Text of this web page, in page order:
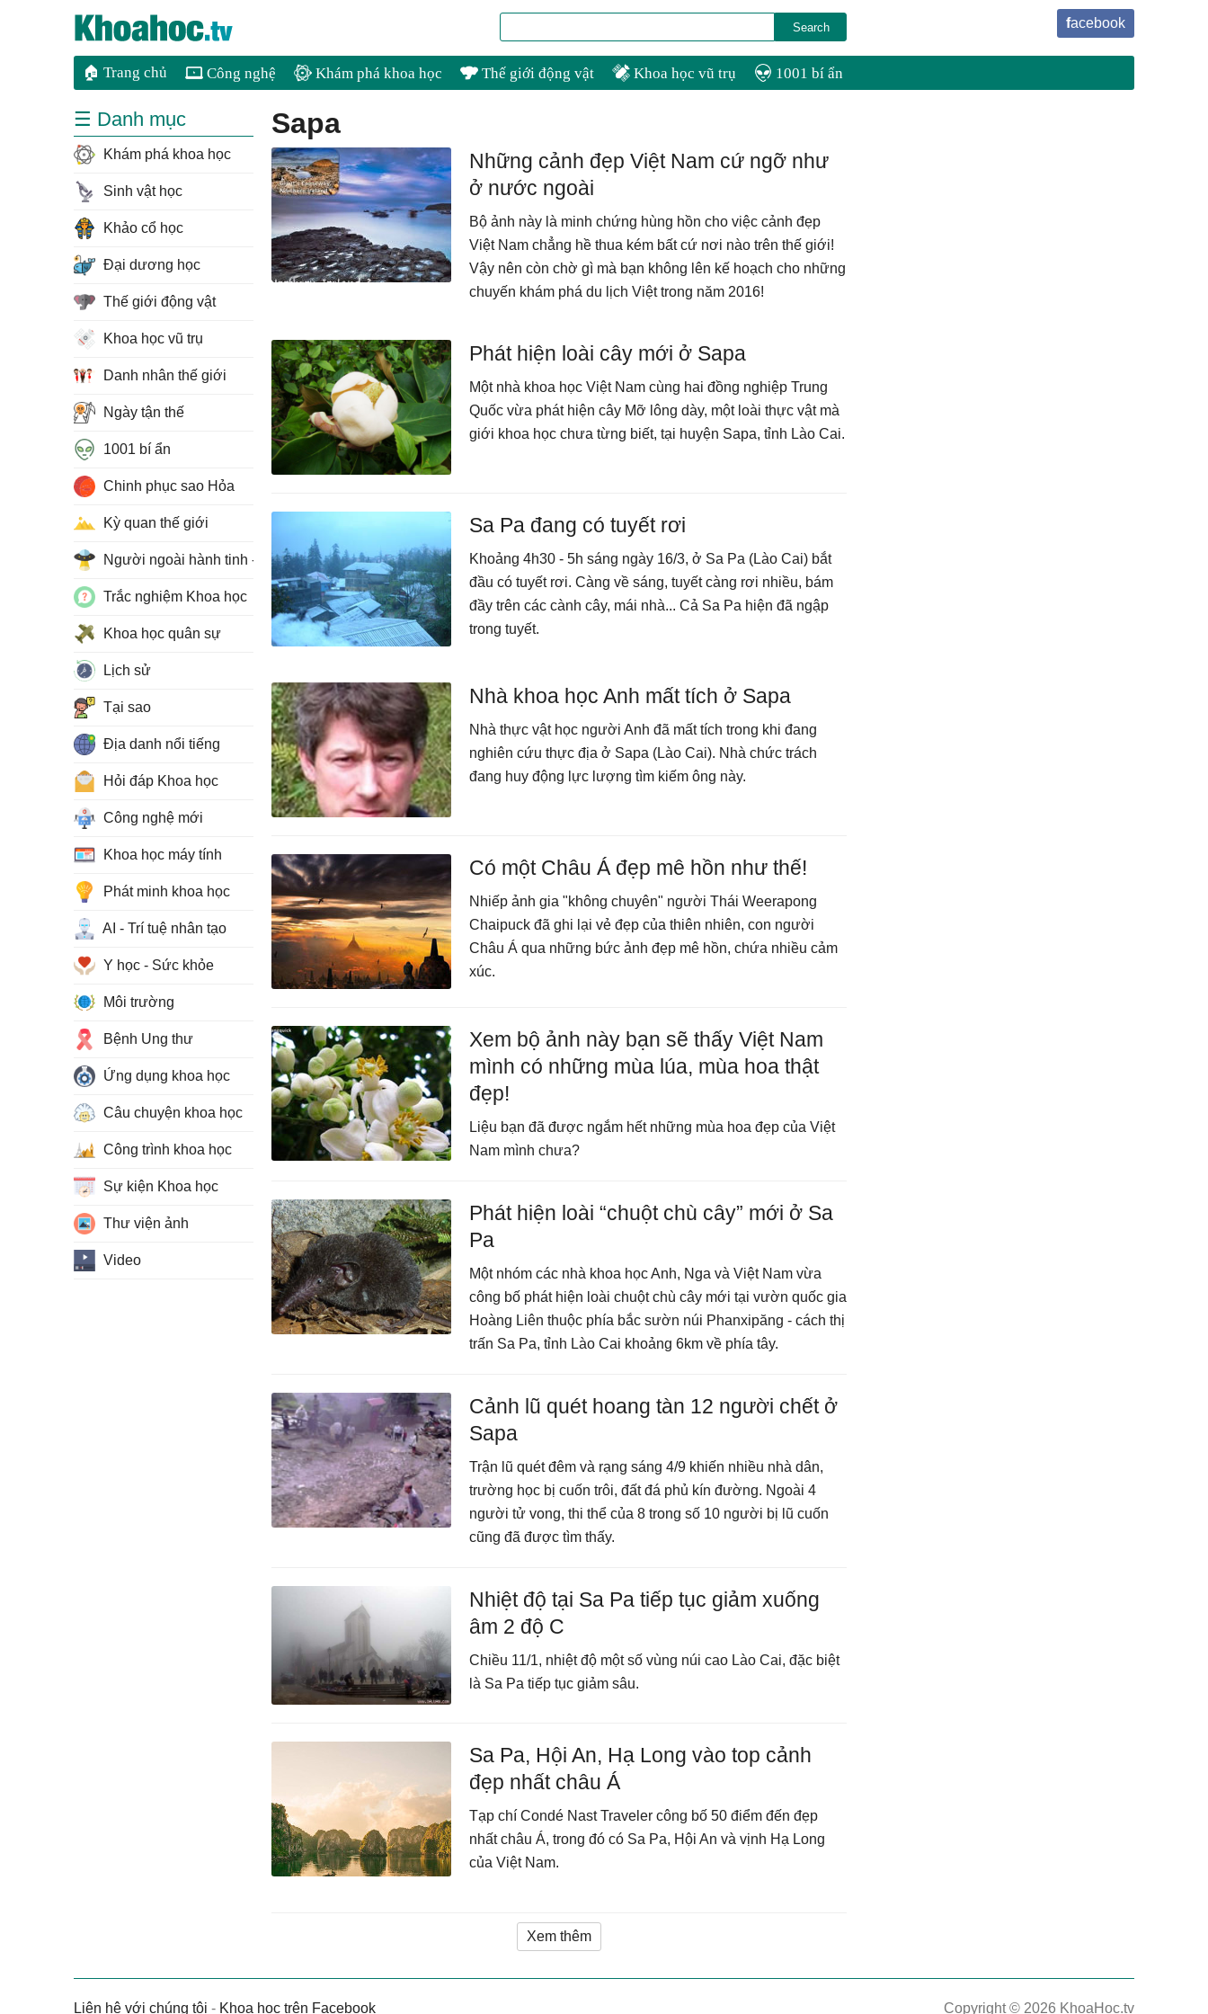
facebook
🏠 Trang chủ Công nghệ Khám phá khoa học Thế giới động vật Khoa học vũ trụ 1001 bí ẩn
sapa
Những cảnh đẹp Việt Nam cứ ngỡ như
ở nước ngoài
Bộ ảnh này là minh chứng hùng hồn cho việc cảnh đẹp
Việt Nam chẳng hề thua kém bất cứ nơi nào trên thế giới!
Vậy nên còn chờ gì mà bạn không lên kế hoạch cho những
chuyến khám phá du lịch Việt trong năm 2016!
Phát hiện loài cây mới ở Sapa
Một nhà khoa học Việt Nam cùng hai đồng nghiệp Trung
Quốc vừa phát hiện cây Mỡ lông dày, một loài thực vật mà
giới khoa học chưa từng biết, tại huyện Sapa, tỉnh Lào Cai.
Sa Pa đang có tuyết rơi
Khoảng 4h30 - 5h sáng ngày 16/3, ở Sa Pa (Lào Cai) bắt
đầu có tuyết rơi. Càng về sáng, tuyết càng rơi nhiều, bám
đầy trên các cành cây, mái nhà... Cả Sa Pa hiện đã ngập
trong tuyết.
Nhà khoa học Anh mất tích ở Sapa
Nhà thực vật học người Anh đã mất tích trong khi đang
nghiên cứu thực địa ở Sapa (Lào Cai). Nhà chức trách
đang huy động lực lượng tìm kiếm ông này.
Có một Châu Á đẹp mê hồn như thế!
Nhiếp ảnh gia "không chuyên" người Thái Weerapong
Chaipuck đã ghi lại vẻ đẹp của thiên nhiên, con người
Châu Á qua những bức ảnh đẹp mê hồn, chứa nhiều cảm
xúc.
Xem bộ ảnh này bạn sẽ thấy Việt Nam
mình có những mùa lúa, mùa hoa thật
đẹp!
Liệu bạn đã được ngắm hết những mùa hoa đẹp của Việt
Nam mình chưa?
Phát hiện loài “chuột chù cây” mới ở Sa
Pa
Một nhóm các nhà khoa học Anh, Nga và Việt Nam vừa
công bố phát hiện loài chuột chù cây mới tại vườn quốc gia
Hoàng Liên thuộc phía bắc sườn núi Phanxipăng - cách thị
trấn Sa Pa, tỉnh Lào Cai khoảng 6km về phía tây.
Cảnh lũ quét hoang tàn 12 người chết ở
Sapa
Trận lũ quét đêm và rạng sáng 4/9 khiến nhiều nhà dân,
trường học bị cuốn trôi, đất đá phủ kín đường. Ngoài 4
người tử vong, thi thể của 8 trong số 10 người bị lũ cuốn
cũng đã được tìm thấy.
Nhiệt độ tại Sa Pa tiếp tục giảm xuống
âm 2 độ C
Chiều 11/1, nhiệt độ một số vùng núi cao Lào Cai, đặc biệt
là Sa Pa tiếp tục giảm sâu.
Sa Pa, Hội An, Hạ Long vào top cảnh
đẹp nhất châu Á
Tạp chí Condé Nast Traveler công bố 50 điểm đến đẹp
nhất châu Á, trong đó có Sa Pa, Hội An và vịnh Hạ Long
của Việt Nam.
Xem thêm
☰ Danh mục
Khám phá khoa học
Sinh vật học
Khảo cổ học
Đại dương học
Thế giới động vật
Khoa học vũ trụ
Danh nhân thế giới
Ngày tận thế
1001 bí ẩn
Chinh phục sao Hỏa
Kỳ quan thế giới
Người ngoài hành tinh - UFO
Trắc nghiệm Khoa học
Khoa học quân sự
Lịch sử
Tại sao
Địa danh nổi tiếng
Hỏi đáp Khoa học
Công nghệ mới
Khoa học máy tính
Phát minh khoa học
AI - Trí tuệ nhân tạo
Y học - Sức khỏe
Môi trường
Bệnh Ung thư
Ứng dụng khoa học
Câu chuyện khoa học
Công trình khoa học
Sự kiện Khoa học
Thư viện ảnh
Video
Liên hệ với chúng tôi - Khoa học trên Facebook Copyright © 2026 KhoaHoc.tv